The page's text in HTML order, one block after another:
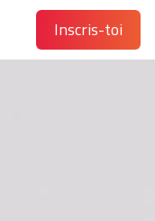
Inscris-toi